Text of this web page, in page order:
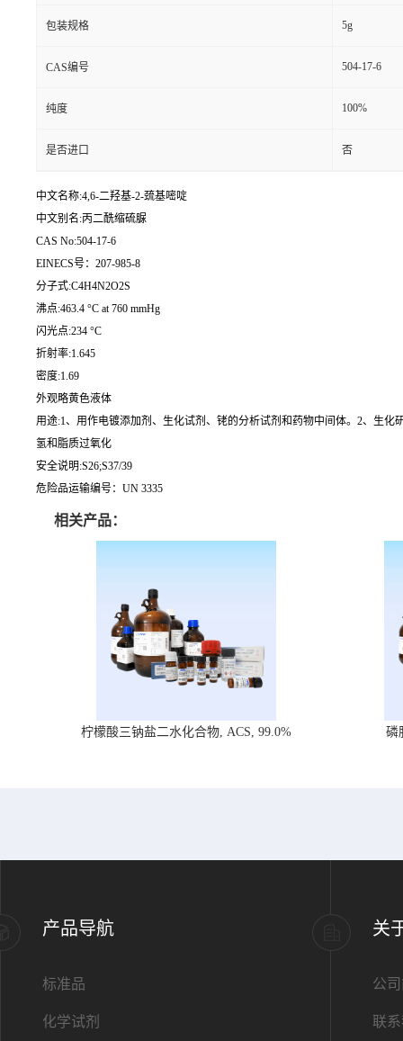
包装规格 5g
CAS编号 504-17-6
纯度 100%
是否进口 否
中文名称:4,6-二羟基-2-巯基嘧啶
中文别名:丙二酰缩硫脲
CAS No:504-17-6
EINECS号：207-985-8
分子式:C4H4N2O2S
沸点:463.4 °C at 760 mmHg
闪光点:234 °C
折射率:1.645
密度:1.69
外观略黄色液体
用途:1、用作电镀添加剂、生化试剂、铑的分析试剂和药物中间体。2、生
氢和脂质过氧化
安全说明:S26;S37/39
危险品运输编号：UN 3335
相关产品：
柠檬酸三钠盐二水化合物, ACS, 99.0% 磷
产品导航
标准品
化学试剂
关
公
联